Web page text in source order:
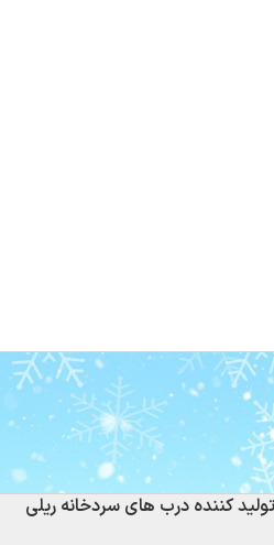
کننده درب های سردخانه ریلی